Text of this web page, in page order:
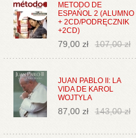
METODO DE
ESPAŃOL 2 (ALUMNO
+ 2CD/PODRĘCZNIK
+2CD)
79,00 zł 107,00 zł
JUAN PABLO II: LA
VIDA DE KAROL
WOJTYLA
87,00 zł 143,00 zł